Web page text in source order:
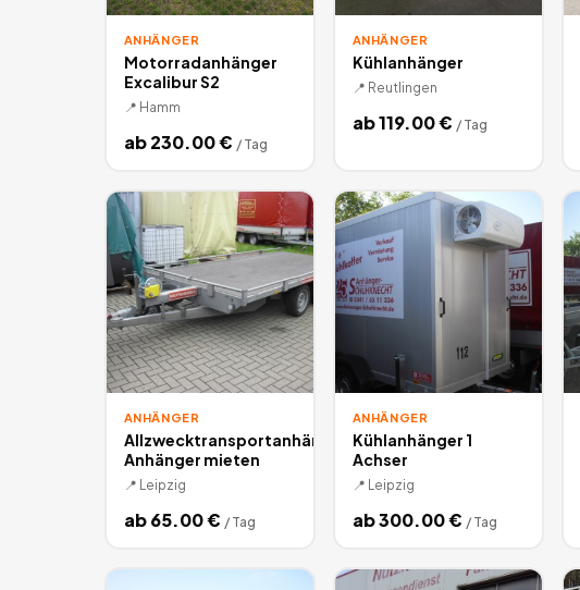
ANHÄNGER
Motorradanhänger
Excalibur S2
📍 Hamm
ab230.00€ / Tag
ANHÄNGER
Kühlanhänger
📍 Reutlingen
ab119.00€ / Tag
ANHÄNGER
Allzwecktransportanhänger,
Anhänger mieten
📍 Leipzig
ab65.00€ / Tag
ANHÄNGER
Kühlanhänger 1
Achser
📍 Leipzig
ab300.00€ / Tag